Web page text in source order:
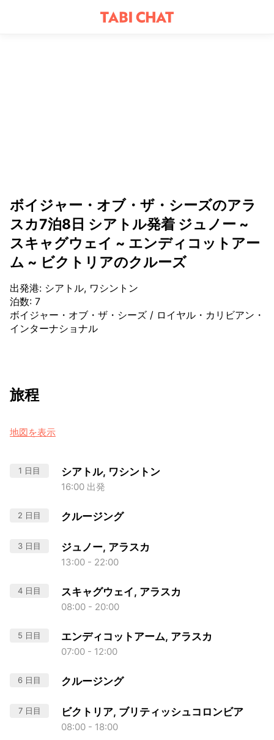
ボイジャー・オブ・ザ・シーズのアラ
スカ7泊8日 シアトル発着 ジュノー ~
スキャグウェイ ~ エンディコットアー
ム ~ ビクトリアのクルーズ
出発港: シアトル, ワシントン
泊数: 7
ボイジャー・オブ・ザ・シーズ / ロイヤル・カリビアン・
インターナショナル
旅程
地図を表示
1 日目 シアトル, ワシントン
16:00 出発
2 日目 クルージング
3 日目 ジュノー, アラスカ
13:00 - 22:00
4 日目 スキャグウェイ, アラスカ
08:00 - 20:00
5 日目 エンディコットアーム, アラスカ
07:00 - 12:00
6 日目 クルージング
7 日目 ビクトリア, ブリティッシュコロンビア
08:00 - 18:00